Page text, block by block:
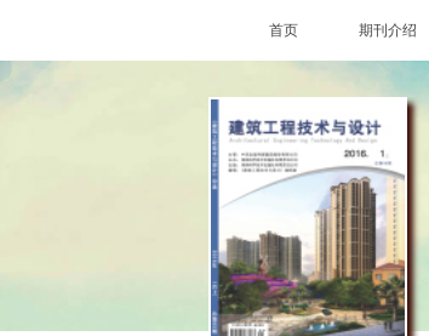
首页 期刊介绍